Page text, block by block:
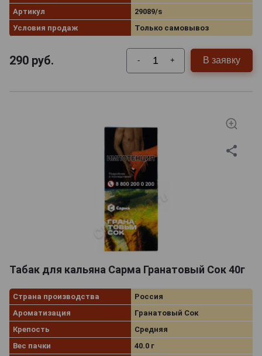
Артикул
29089/s
Условия продаж
Только самовывоз
290 руб. - + В заявку
Табак для кальяна Сарма Гранатовый Сок 40г
Страна производства
Россия
Ароматизация
Гранатовый Сок
Крепость
Средняя
Вес пачки
40.0 г